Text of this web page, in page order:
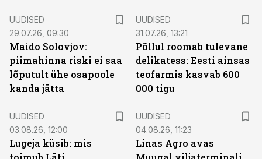
UUDISED
29.07.26, 09:30
Maido Solovjov:
piimahinna riski ei saa
lõputult ühe osapoole
kanda jätta
UUDISED
31.07.26, 13:21
Põllul roomab tulevane
delikatess: Eesti ainsas
teofarmis kasvab 600
000 tigu
UUDISED
03.08.26, 12:00
Lugeja küsib: mis
UUDISED
04.08.26, 11:23
Linas Agro avas